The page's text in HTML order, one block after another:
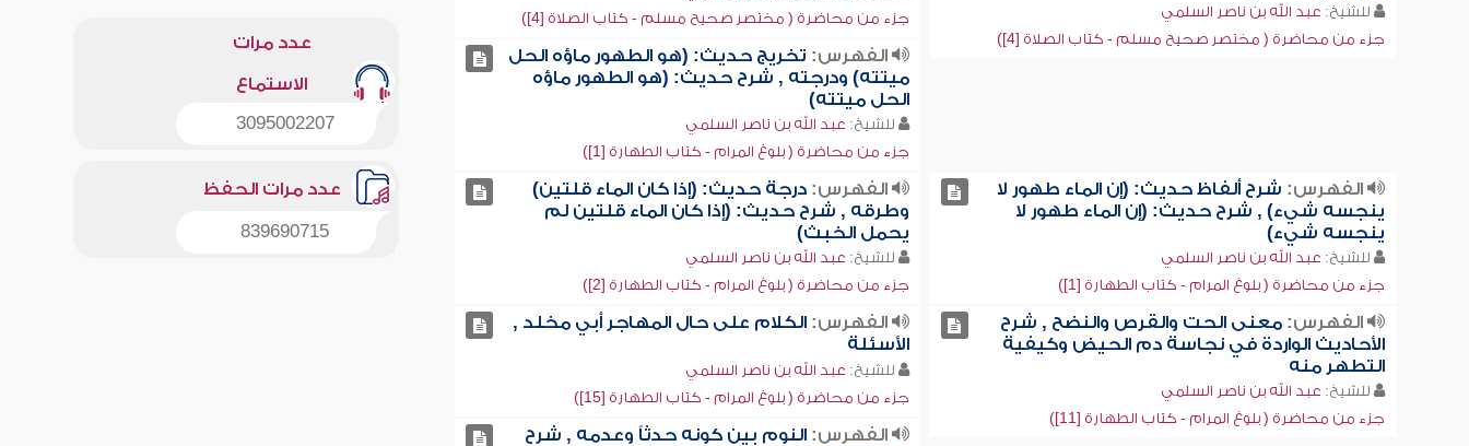
للشيخ: عبد الله بن ناصر السلمي
جزء من محاضرة ( مختصر صحيح مسلم - كتاب الصلاة [4])
جزء من محاضرة ( مختصر صحيح مسلم - كتاب الصلاة [4])
الفهرس: تخريج حديث: (هو الطهور ماؤه الحل
ميتته) ودرجته , شرح حديث: (هو الطهور ماؤه
الحل ميتته)
للشيخ: عبد الله بن ناصر السلمي
جزء من محاضرة ( بلوغ المرام - كتاب الطهارة [1])
الفهرس: شرح ألفاظ حديث: (إن الماء طهور لا
ينجسه شيء) , شرح حديث: (إن الماء طهور لا
ينجسه شيء)
للشيخ: عبد الله بن ناصر السلمي
جزء من محاضرة ( بلوغ المرام - كتاب الطهارة [1])
الفهرس: درجة حديث: (إذا كان الماء قلتين)
وطرقه , شرح حديث: (إذا كان الماء قلتين لم
يحمل الخبث)
للشيخ: عبد الله بن ناصر السلمي
جزء من محاضرة ( بلوغ المرام - كتاب الطهارة [2])
الفهرس:معنى الحت والقرص والنضح , شرح
الأحاديث الواردة في نجاسة دم الحيض وكيفية
التطهر منه
للشيخ: عبد الله بن ناصر السلمي
جزء من محاضرة ( بلوغ المرام - كتاب الطهارة [11])
الفهرس: الكلام على حال المهاجر أبي مخلد ,
الأسئلة
للشيخ: عبد الله بن ناصر السلمي
جزء من محاضرة ( بلوغ المرام - كتاب الطهارة [15])
الفهرس: النوم بين كونه حدثاً وعدمه , شرح
عدد مرات
الاستماع
3095002207
عدد مرات الحفظ
839690715